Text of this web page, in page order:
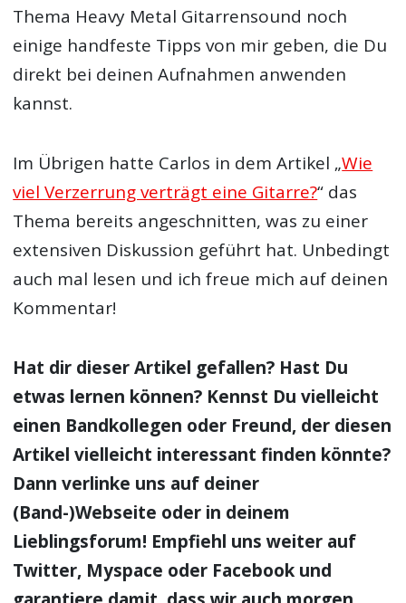
Thema Heavy Metal Gitarrensound noch
einige handfeste Tipps von mir geben, die Du
direkt bei deinen Aufnahmen anwenden
kannst.
Im Übrigen hatte Carlos in dem Artikel „Wie
viel Verzerrung verträgt eine Gitarre?“ das
Thema bereits angeschnitten, was zu einer
extensiven Diskussion geführt hat. Unbedingt
auch mal lesen und ich freue mich auf deinen
Kommentar!
Hat dir dieser Artikel gefallen? Hast Du
etwas lernen können? Kennst Du vielleicht
einen Bandkollegen oder Freund, der diesen
Artikel vielleicht interessant finden könnte?
Dann verlinke uns auf deiner
(Band-)Webseite oder in deinem
Lieblingsforum! Empfiehl uns weiter auf
Twitter, Myspace oder Facebook und